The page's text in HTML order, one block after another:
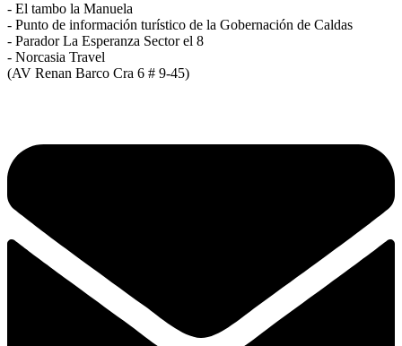
- El tambo la Manuela
- Punto de información turístico de la Gobernación de Caldas
- Parador La Esperanza Sector el 8
- Norcasia Travel
(AV Renan Barco Cra 6 # 9-45)